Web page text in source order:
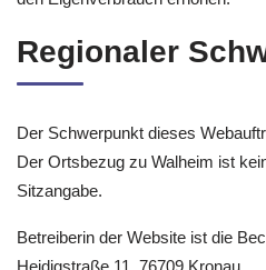
Regionaler
Der Schwerpunkt dieses
Der Ortsbezug zu Walheim ist
Sitzangabe.
Betreiberin der Website ist die
Heidigstraße 11, 76709 Kronau.